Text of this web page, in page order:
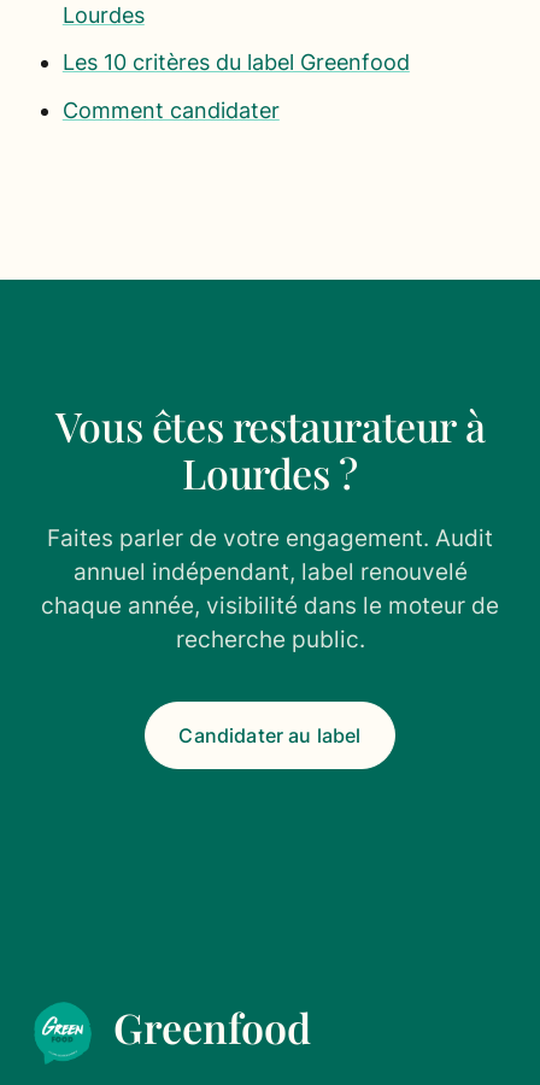
Lourdes
Les 10 critères du label Greenfood
Comment candidater
Vous êtes restaurateur à
Lourdes ?
Faites parler de votre engagement. Audit
annuel indépendant, label renouvelé
chaque année, visibilité dans le moteur de
recherche public.
Candidater au label
Greenfood